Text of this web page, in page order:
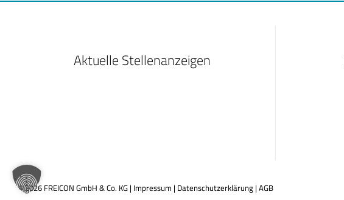
Aktuelle Stellenanzeigen
© 2026 FREICON GmbH & Co. KG | Impressum | Datenschutzerklärung|AGB